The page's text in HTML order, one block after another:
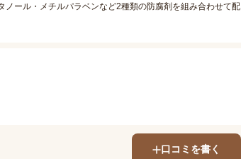
ール・メチルパラベンなど2種類の防腐剤を組み合わせて配
口コミを書く